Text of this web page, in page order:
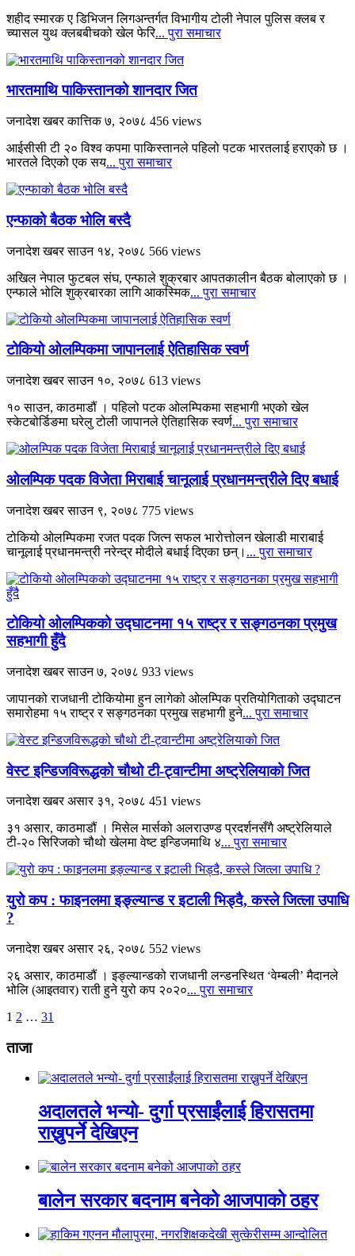
शहीद स्मारक ए डिभिजन लिगअन्तर्गत विभागीय टोली नेपाल पुलिस क्लब र
च्यासल युथ क्लबबीचको खेल फेरि... पुरा समाचार
भारतमाथि पाकिस्तानको शानदार जित
जनादेश खबरकात्तिक ७, २०७८ 456 views
आईसीसी टी २० विश्व कपमा पाकिस्तानले पहिलो पटक भारतलाई हराएको छ ।
भारतले दिएको एक सय... पुरा समाचार
एन्फाको बैठक भोलि बस्दै
जनादेश खबरसाउन १४, २०७८ 566 views
अखिल नेपाल फुटबल संघ, एन्फाले शुक्रबार आपतकालीन बैठक बोलाएको छ ।
एन्फाले भोलि शुक्रबारका लागि आकस्मिक... पुरा समाचार
टोकियो ओलम्पिकमा जापानलाई ऐतिहासिक स्वर्ण
जनादेश खबरसाउन १०, २०७८ 613 views
१० साउन, काठमाडौं । पहिलो पटक ओलम्पिकमा सहभागी भएको खेल
स्केटबोर्डिङमा घरेलु टोली जापानले ऐतिहासिक स्वर्ण... पुरा समाचार
ओलम्पिक पदक विजेता मिराबाई चानूलाई प्रधानमन्त्रीले दिए बधाई
जनादेश खबरसाउन ९, २०७८ 775 views
टोकियो ओलम्पिकमा रजत पदक जित्न सफल भारोत्तोलन खेलाडी माराबाई
चानूलाई प्रधानमन्त्री नरेन्द्र मोदीले बधाई दिएका छन्। ... पुरा समाचार
टोकियो ओलम्पिकको उद्घाटनमा १५ राष्ट्र र सङ्गठनका प्रमुख
सहभागी हुँदै
जनादेश खबरसाउन ७, २०७८ 933 views
जापानको राजधानी टोकियोमा हुन लागेको ओलम्पिक प्रतियोगिताको उद्घाटन
समारोहमा १५ राष्ट्र र सङ्गठनका प्रमुख सहभागी हुने... पुरा समाचार
वेस्ट इन्डिजविरूद्धको चौथो टी-ट्वान्टीमा अष्ट्रेलियाको जित
जनादेश खबरअसार ३१, २०७८ 451 views
३१ असार, काठमाडौं । मिसेल मार्सको अलराउण्ड प्रदर्शनसँगै अष्ट्रेलियाले
टी-२० सिरिजको चौथो खेलमा वेष्ट इन्डिजमाथि ४... पुरा समाचार
युरो कप : फाइनलमा इङ्ल्यान्ड र इटाली भिड्दै, कस्ले जित्ला उपाधि
?
जनादेश खबरअसार २६, २०७८ 552 views
२६ असार, काठमाडौं । इङ्ल्यान्डको राजधानी लन्डनस्थित ‘वेम्बली’ मैदानले
भोलि (आइतवार) राती हुने युरो कप २०२०... पुरा समाचार
1 2 … 31
ताजा
अदालतले भन्यो- दुर्गा प्रसाईंलाई हिरासतमा
राख्नुपर्ने देखिएन
बालेन सरकार बदनाम बनेको आजपाको ठहर